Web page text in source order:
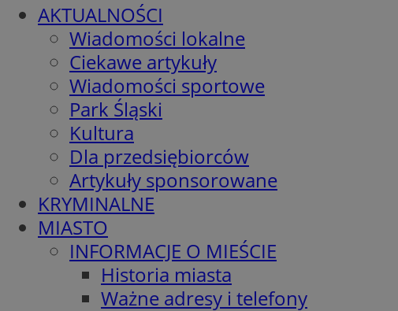
AKTUALNOŚCI
Wiadomości lokalne
Ciekawe artykuły
Wiadomości sportowe
Park Śląski
Kultura
Dla przedsiębiorców
Artykuły sponsorowane
KRYMINALNE
MIASTO
INFORMACJE O MIEŚCIE
Historia miasta
Ważne adresy i telefony